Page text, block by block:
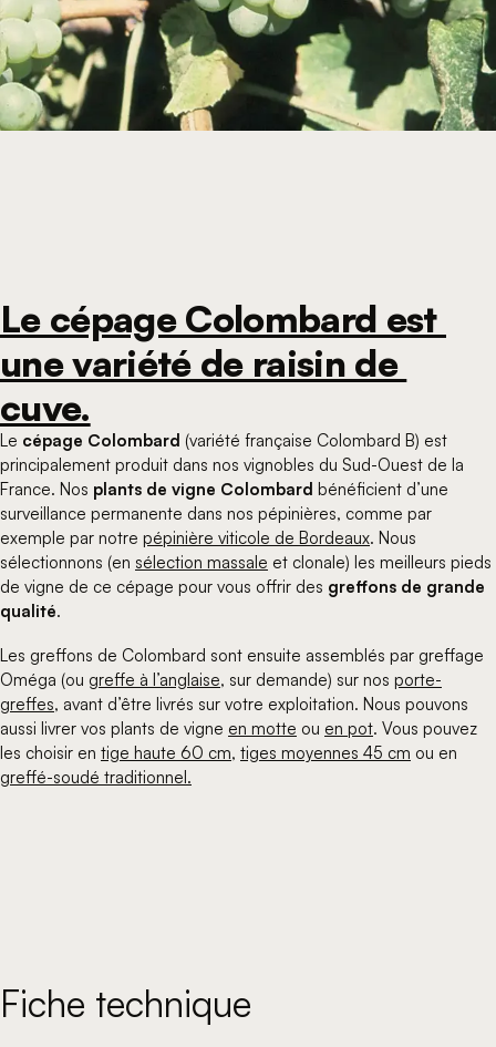
Le cépage Colombard est
une variété de raisin de
cuve.
Le cépage Colombard (variété française Colombard B) est
principalement produit dans nos vignobles du Sud-Ouest de la
France. Nos plants de vigne Colombard bénéficient d’une
surveillance permanente dans nos pépinières, comme par
exemple par notre pépinière viticole de Bordeaux. Nous
sélectionnons (en sélection massale et clonale) les meilleurs pieds
de vigne de ce cépage pour vous offrir des greffons de grande
qualité.
Les greffons de Colombard sont ensuite assemblés par greffage
Oméga (ou greffe à l’anglaise, sur demande) sur nos porte-
greffes, avant d’être livrés sur votre exploitation. Nous pouvons
aussi livrer vos plants de vigne en motte ou en pot. Vous pouvez
les choisir en tige haute 60 cm, tiges moyennes 45 cm ou en
greffé-soudé traditionnel.
Fiche technique